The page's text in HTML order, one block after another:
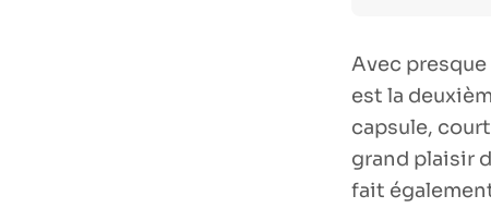
Avec
est la
capsule,
grand plaisir
fait